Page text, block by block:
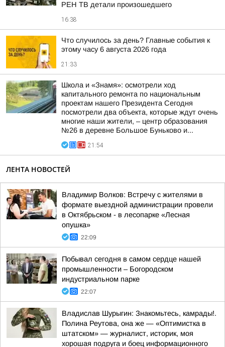
РЕН ТВ детали произошедшего
16:38
Что случилось за день? Главные события к
этому часу 6 августа 2026 года
21:33
Школа и «Знамя»: осмотрели ход
капитального ремонта по национальным
проектам нашего Президента Сегодня
посмотрели два объекта, которые ждут очень
многие наши жители, – центр образования
№26 в деревне Большое Буньково и...
21:54
ЛЕНТА НОВОСТЕЙ
Владимир Волков: Встречу с жителями в
формате выездной администрации провели
в Октябрьском - в лесопарке «Лесная
опушка»
22:09
Побывал сегодня в самом сердце нашей
промышленности – Богородском
индустриальном парке
22:07
Владислав Шурыгин: Знакомьтесь, камрады!.
Полина Реутова, она же — «Оптимистка в
штатском» — журналист, историк, моя
хорошая подруга и боец информационного